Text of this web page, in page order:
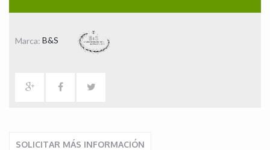
Marca: B&S
SOLICITAR MÁS INFORMACIÓN